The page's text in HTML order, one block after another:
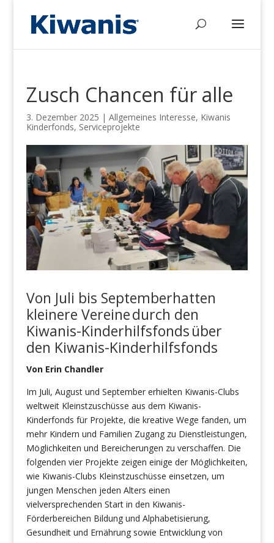
Zusch Chancen für alle
3. Dezember 2025 | Allgemeines Interesse, Kiwanis
Kinderfonds, Serviceprojekte
Von Juli bis Septemberhatten
kleinere Vereinedurch den
Kiwanis-Kinderhilfsfondsüber
den Kiwanis-Kinderhilfsfonds
Von Erin Chandler
Im Juli, August und September erhielten Kiwanis-Clubs
weltweit Kleinstzuschüsse aus dem Kiwanis-
Kinderfonds für Projekte, die kreative Wege fanden, um
mehr Kindern und Familien Zugang zu Dienstleistungen,
Möglichkeiten und Bereicherungen zu verschaffen. Die
folgenden vier Projekte zeigen einige der Möglichkeiten,
wie Kiwanis-Clubs Kleinstzuschüsse einsetzen, um
jungen Menschen jeden Alters einen
vielversprechenden Start in den Kiwanis-
Förderbereichen Bildung und Alphabetisierung,
Gesundheit und Ernährung sowie Entwicklung von